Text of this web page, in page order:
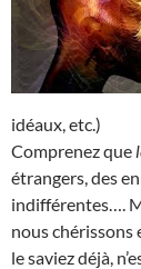
idéaux, etc.)
Comprenez que
étrangers, des
indifférentes….
nous chérissons
le saviez déjà,